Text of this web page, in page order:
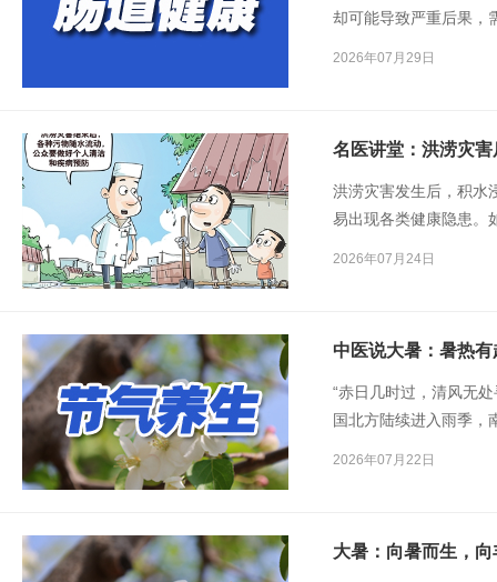
却可能导致严重后果，
2026年07月29日
名医讲堂：洪涝灾
洪涝灾害发生后，积水
易出现各类健康隐患。
2026年07月24日
中医说大暑：暑热
“赤日几时过，清风无
国北方陆续进入雨季，
2026年07月22日
大暑：向暑而生，向